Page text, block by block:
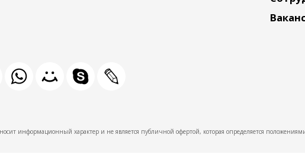
информационный характер и не является публичной офертой, которая определяется